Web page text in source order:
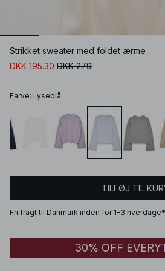
Strikket sweater med foldet ærme
DKK 195.30 DKK 279
Farve: Lyseblå
TILFØJ TIL
Fri fragt til Danmark inden for 1-3 hverdage*
30% OFF